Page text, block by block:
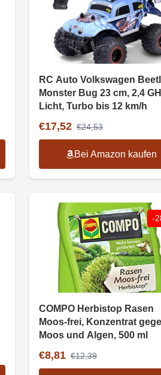
RC Auto Volkswagen
Monster Bug 23 cm, 2,4
Licht, Turbo bis 12 km/h
€17,52 €24,53
Bei Amazon kaufen
-
COMPO Herbistop Rasen
Moos-frei, Konzentrat
Moos und Algen, 500 ml
€8,81 €12,39